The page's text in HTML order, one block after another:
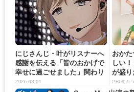
にじさんじ・叶がリスナーへ
感謝を伝える「皆のおかげで
幸せに過ごせました」関わり
の...
2026.08.01
おか
しい
が盛り
ア ...
PR(タカ